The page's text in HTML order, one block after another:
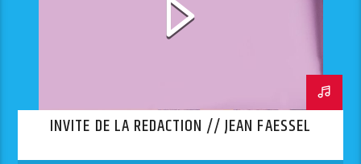
INVITE DE LA REDACTION // JEAN FAESSEL